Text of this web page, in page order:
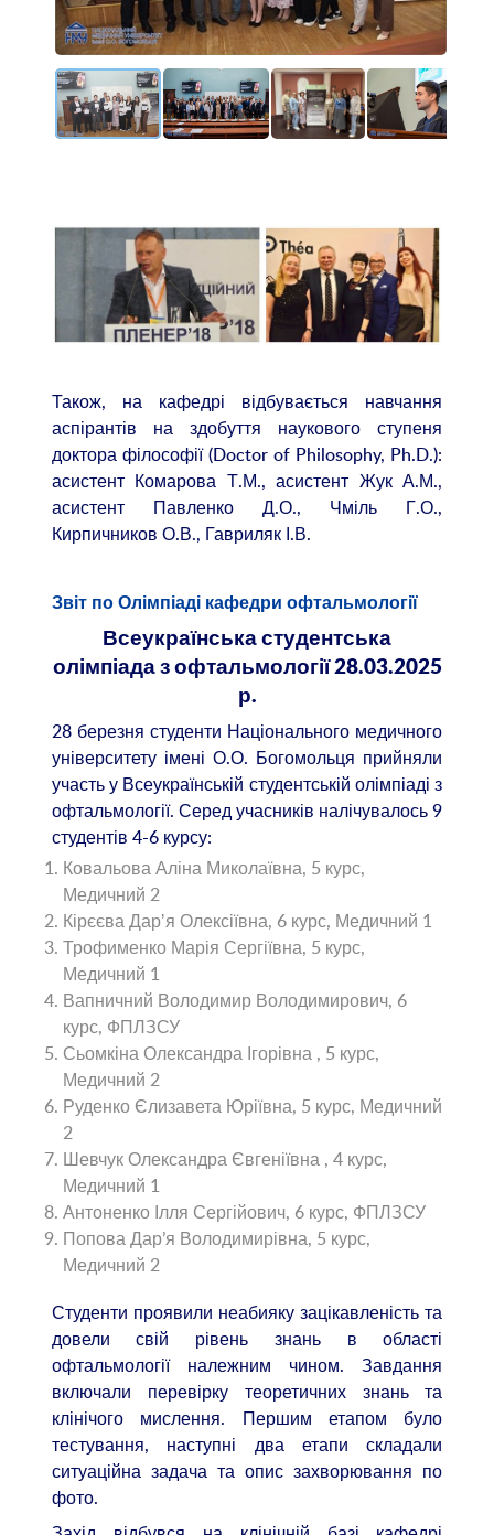
Також, на кафедрі відбувається навчання
аспірантів на здобуття наукового ступеня
доктора філософії (Doctor of Philosophy, Ph.D.):
асистент Комарова Т.М., асистент Жук А.М.,
асистент Павленко Д.О., Чміль Г.О.,
Кирпичников О.В., Гавриляк І.В.
Звіт по Олімпіаді кафедри офтальмології
Всеукраїнська студентська
олімпіада з офтальмології 28.03.2025
р.
28 березня студенти Національного медичного
університету імені О.О. Богомольця прийняли
участь у Всеукраїнській студентській олімпіаді з
офтальмології. Серед учасників налічувалось 9
студентів 4-6 курсу:
Ковальова Аліна Миколаївна, 5 курс,
Медичний 2
Кірєєва Дарʼя Олексіївна, 6 курс, Медичний 1
Трофименко Марія Сергіївна, 5 курс,
Медичний 1
Вапничний Володимир Володимирович, 6
курс, ФПЛЗСУ
Сьомкіна Олександра Ігорівна , 5 курс,
Медичний 2
Руденко Єлизавета Юріївна, 5 курс, Медичний
2
Шевчук Олександра Євгеніївна , 4 курс,
Медичний 1
Антоненко Ілля Сергійович, 6 курс, ФПЛЗСУ
Попова Дар’я Володимирівна, 5 курс,
Медичний 2
Студенти проявили неабияку зацікавленість та
довели свій рівень знань в області
офтальмології належним чином. Завдання
включали перевірку теоретичних знань та
клінічого мислення. Першим етапом було
тестування, наступні два етапи складали
ситуаційна задача та опис захворювання по
фото.